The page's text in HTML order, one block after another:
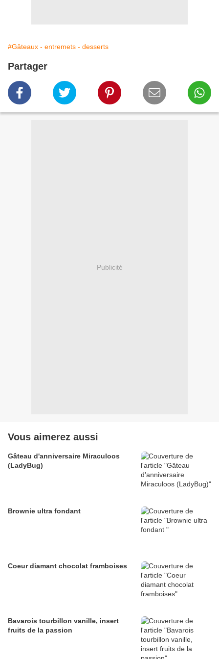
#Gâteaux - entremets - desserts
Partager
Publicité
Vous aimerez aussi
Gâteau d'anniversaire Miraculoos
(LadyBug)
Brownie ultra fondant
Coeur diamant chocolat framboises
Bavarois tourbillon vanille, insert
fruits de la passion